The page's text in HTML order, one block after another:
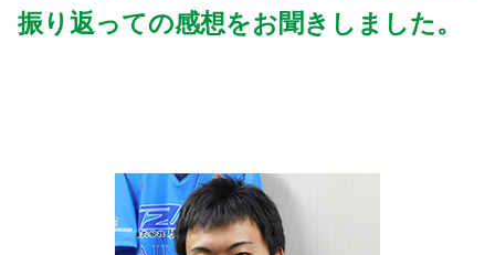
振り返っての感想をお聞きしました。